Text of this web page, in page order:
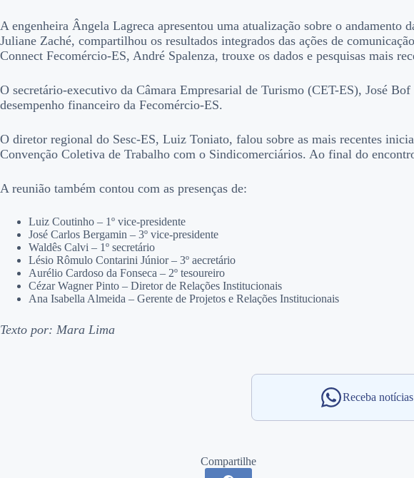
A engenheira Ângela Lagreca apresentou uma atualização sobre o
Juliane Zaché, compartilhou os resultados integrados das ações de
Connect Fecomércio-ES, André Spalenza, trouxe os dados e pesquisas mais
O secretário-executivo da Câmara Empresarial de Turismo (CET-ES), José
desempenho financeiro da Fecomércio-ES.
O diretor regional do Sesc-ES, Luiz Toniato, falou sobre as mais recentes
Convenção Coletiva de Trabalho com o Sindicomerciários. Ao final do
A reunião também contou com as presenças de:
Luiz Coutinho – 1º vice-presidente
José Carlos Bergamin – 3º vice-presidente
Waldês Calvi – 1º secretário
Lésio Rômulo Contarini Júnior – 3º aecretário
Aurélio Cardoso da Fonseca – 2º tesoureiro
Cézar Wagner Pinto – Diretor de Relações Institucionais
Ana Isabella Almeida – Gerente de Projetos e Relações Institucionais
Texto por: Mara Lima
Receba
Compartilhe